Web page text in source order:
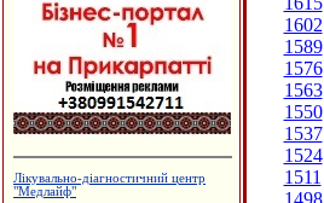
Лікувально-діагностичний центр
"Медлайф"
1602
1589
1576
1563
1550
1537
1524
1511
1498